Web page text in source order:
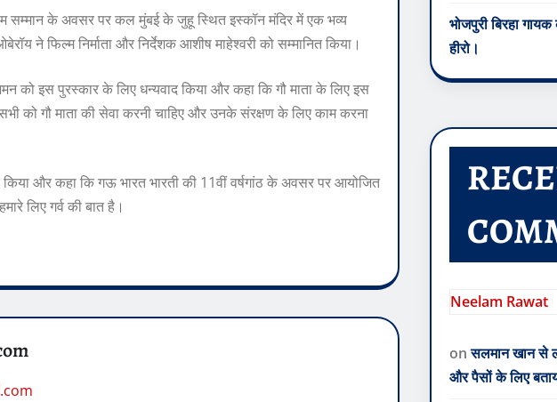
सम्मान के अवसर पर कल मुंबई के जुहू स्थित इस्कॉन मंदिर में एक भव्य
ने फिल्म निर्माता और निर्देशक आशीष माहेश्वरी को सम्मानित किया।
को इस पुरस्कार के लिए धन्यवाद किया और कहा कि गौ माता के लिए इस
को गौ माता की सेवा करनी चाहिए और उनके संरक्षण के लिए काम करना
और कहा कि गऊ भारत भारती की 11वीं वर्षगांठ के अवसर पर आयोजित
लिए गर्व की बात है।
भोजपुरी बिरहा
हीरो।
Neelam Rawat
onसलमान खान से
और पैसों के लिए